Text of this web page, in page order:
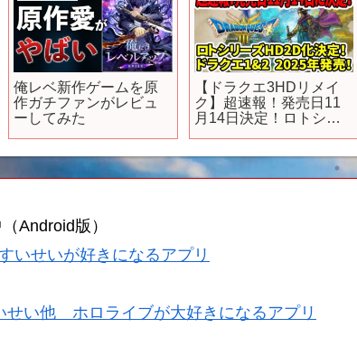
俺レベ新作ゲームを原
作ガチファンがレビュ
ーしてみた
【ドラクエ3HDリメイ
ク】超速報！発売日11
月14日決定！ロトシリ
売！
Android版）
せいが好きになるアプリ
せい他 ホロライブが大好きになるアプリ